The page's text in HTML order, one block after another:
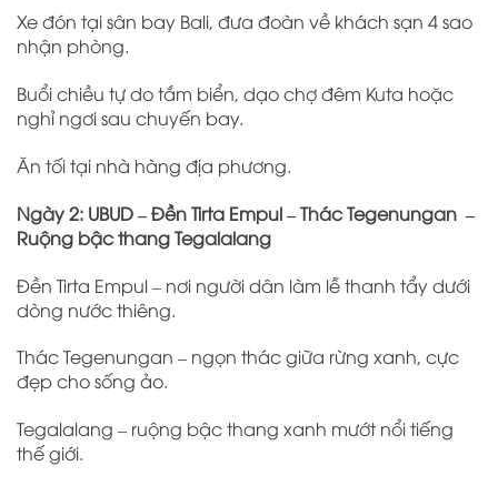
Xe đón tại sân bay Bali, đưa đoàn về khách sạn 4 sao
nhận phòng.
Buổi chiều tự do tắm biển, dạo chợ đêm Kuta hoặc
nghỉ ngơi sau chuyến bay.
Ăn tối tại nhà hàng địa phương.
Ngày 2: UBUD – Đền Tirta Empul – Thác Tegenungan –
Ruộng bậc thang Tegalalang
Đền Tirta Empul – nơi người dân làm lễ thanh tẩy dưới
dòng nước thiêng.
Thác Tegenungan – ngọn thác giữa rừng xanh, cực
đẹp cho sống ảo.
Tegalalang – ruộng bậc thang xanh mướt nổi tiếng
thế giới.